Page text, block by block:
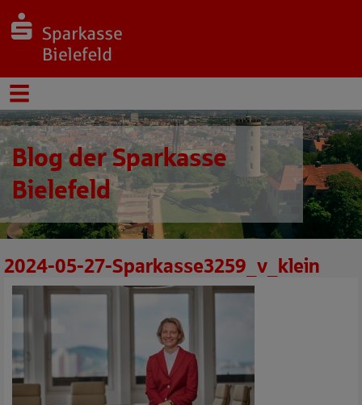
Blog der Sparkasse
Bielefeld
2024-05-27-Sparkasse3259_v_klein